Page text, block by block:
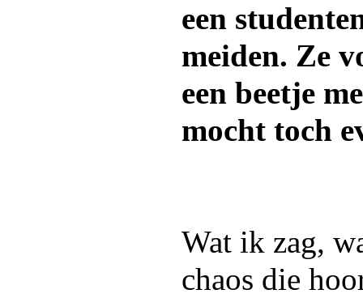
een
meiden. Ze
een beetje
mocht toch
Wat ik zag,
chaos die